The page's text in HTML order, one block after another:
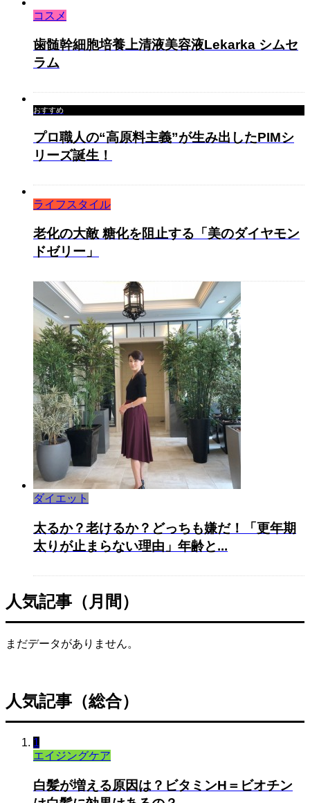
コスメ
歯髄幹細胞培養上清液美容液Lekarka シムセ
ラム
おすすめ
プロ職人の“高原料主義”が生み出したPIMシ
リーズ誕生！
ライフスタイル
老化の大敵 糖化を阻止する「美のダイヤモン
ドゼリー」
ダイエット
太るか？老けるか？どっちも嫌だ！「更年期
太りが止まらない理由」年齢と...
人気記事（月間）
まだデータがありません。
人気記事（総合）
1
エイジングケア
白髪が増える原因は？ビタミンH＝ビオチン